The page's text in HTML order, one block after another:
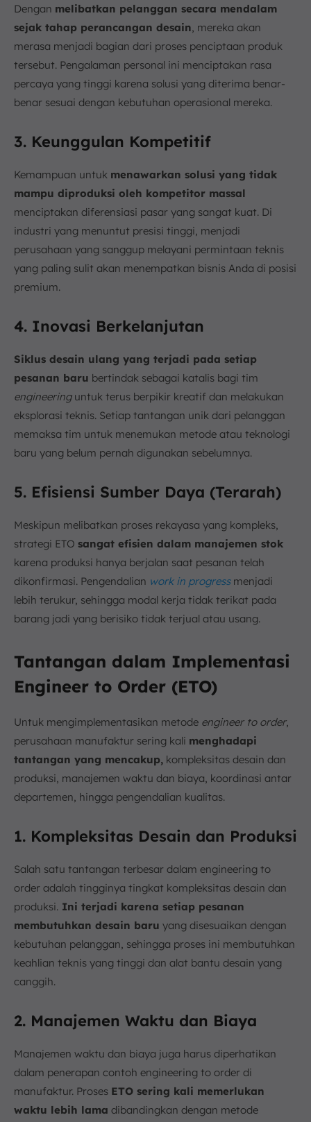
Dengan melibatkan pelanggan secara mendalam
sejak tahap perancangan desain , mereka akan
merasa menjadi bagian dari proses penciptaan produk
tersebut. Pengalaman personal ini menciptakan rasa
percaya yang tinggi karena solusi yang diterima benar-
benar sesuai dengan kebutuhan operasional mereka.
3. Keunggulan Kompetitif
Kemampuan untuk menawarkan solusi yang tidak
mampu diproduksi oleh kompetitor massal
menciptakan diferensiasi pasar yang sangat kuat. Di
industri yang menuntut presisi tinggi, menjadi
perusahaan yang sanggup melayani permintaan teknis
yang paling sulit akan menempatkan bisnis Anda di posisi
premium.
4. Inovasi Berkelanjutan
Siklus desain ulang yang terjadi pada setiap
pesanan baru bertindak sebagai katalis bagi tim
engineeringuntuk terus berpikir kreatif dan melakukan
eksplorasi teknis. Setiap tantangan unik dari pelanggan
memaksa tim untuk menemukan metode atau teknologi
baru yang belum pernah digunakan sebelumnya.
5. Efisiensi Sumber Daya (Terarah)
Meskipun melibatkan proses rekayasa yang kompleks,
strategi ETO sangat efisien dalam manajemen stok
karena produksi hanya berjalan saat pesanan telah
dikonfirmasi. Pengendalian work in progressmenjadi
lebih terukur, sehingga modal kerja tidak terikat pada
barang jadi yang berisiko tidak terjual atau usang.
Tantangan dalam Implementasi
Engineer to Order (ETO)
Untuk mengimplementasikan metode engineer to order,
perusahaan manufaktur sering kali menghadapi
tantangan yang mencakup, kompleksitas desain dan
produksi, manajemen waktu dan biaya, koordinasi antar
departemen, hingga pengendalian kualitas.
1. Kompleksitas Desain dan Produksi
Salah satu tantangan terbesar dalam engineering to
order adalah tingginya tingkat kompleksitas desain dan
produksi. Ini terjadi karena setiap pesanan
membutuhkan desain baru yang disesuaikan dengan
kebutuhan pelanggan, sehingga proses ini membutuhkan
keahlian teknis yang tinggi dan alat bantu desain yang
canggih.
2. Manajemen Waktu dan Biaya
Manajemen waktu dan biaya juga harus diperhatikan
dalam penerapan contoh engineering to order di
manufaktur. Proses ETO sering kali memerlukan
waktu lebih lama dibandingkan dengan metode